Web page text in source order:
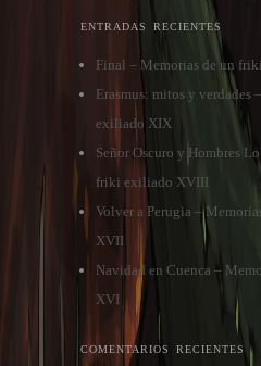
ENTRADAS RECIENTES
Final – Memorias de un
Erasmus: mitos y verdades
exiliado XIX
Señor Oscuro y Hombres
friki exiliado XVIII
Volver a Perugia –
XVII
Navidad en Cuenca –
XVI
COMENTARIOS RECIENTES